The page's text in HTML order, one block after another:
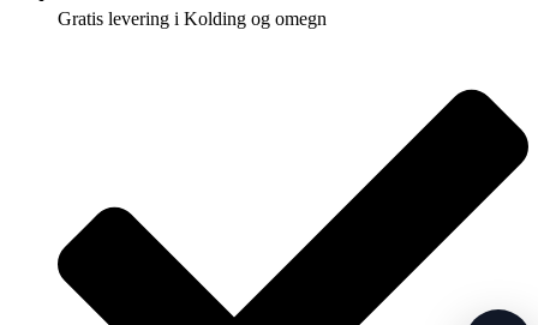
Gratis levering i Kolding og omegn